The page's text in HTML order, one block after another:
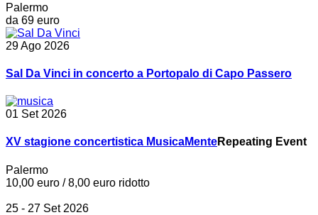
Palermo
da 69 euro
29 Ago 2026
Sal Da Vinci in concerto a Portopalo di Capo Passero
01 Set 2026
XV stagione concertistica MusicaMenteRepeating Event
Palermo
10,00 euro / 8,00 euro ridotto
25 - 27 Set 2026